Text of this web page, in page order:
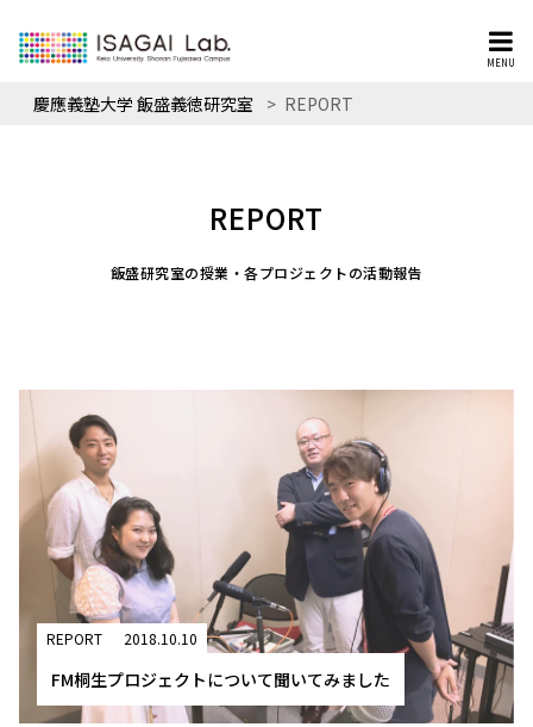
MENU
慶應義塾大学 飯盛義徳研究室 > REPORT
REPORT
飯盛研究室の授業・各プロジェクトの活動報告
REPORT 2018.10.10
FM桐生プロジェクトについて聞いてみました